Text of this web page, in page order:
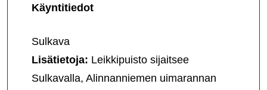
KäyntitiedotAlinanniemen
Sulkava
Lisätietoja: Leikkipuisto sijaitsee
Sulkavalla, Alinnanniemen uimarannan